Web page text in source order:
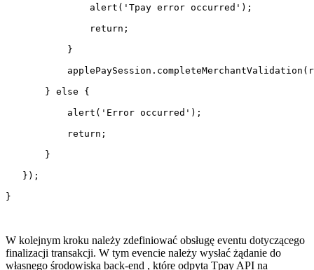
               alert('Tpay error occurred');
               return;
           }
       } else {
           alert('Error occurred');
           return;
       }
   });
}
W kolejnym kroku należy zdefiniować obsługę eventu dotyczącego
finalizacji transakcji. W tym evencie należy wysłać żądanie do
własnego środowiska back-end , które odpyta Tpay API na